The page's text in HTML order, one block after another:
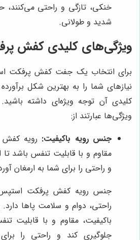
خنکی، تازگی و راحتی
شدید و طولانی.
ویژگی‌های کلیدی کفش
برای انتخاب یک جفت کفش پرفکت
نیازهای شما را به بهترین شکل
کلیدی آن توجه ویژه‌ای داشته
ویژگی‌ها عبارتند از:
جنس رویه باکیفیت: رویه کفش
مقاوم و با قابلیت تنفس باشد تا
و راحتی را برای شما به ارمغان
جنس رویه کفش پرفکت
راحتی، دوام و سلامت پاها
باکیفیت، مقاوم و با قابلیت
جلوگیری کند و راحتی را